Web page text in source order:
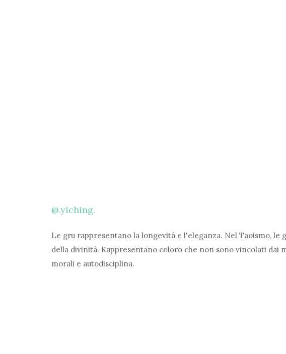
@.yiching.
Le gru rappresentano la longevità e l'eleganza. Nel Taoismo, le
della divinità. Rappresentano coloro che non sono vincolati dai
morali e autodisciplina.